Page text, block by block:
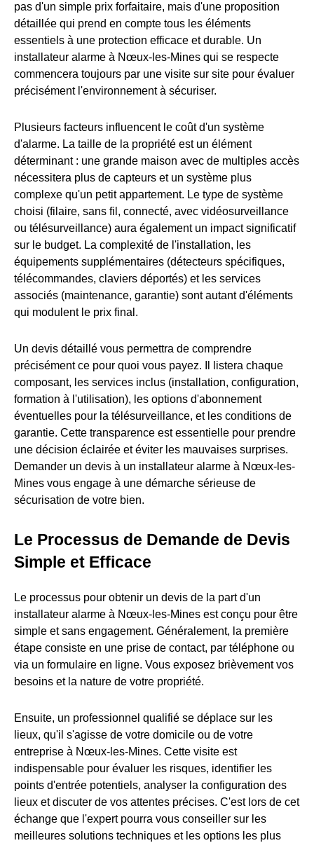
pas d'un simple prix forfaitaire, mais d'une proposition
détaillée qui prend en compte tous les éléments
essentiels à une protection efficace et durable. Un
installateur alarme à Nœux-les-Mines qui se respecte
commencera toujours par une visite sur site pour évaluer
précisément l'environnement à sécuriser.
Plusieurs facteurs influencent le coût d'un système
d'alarme. La taille de la propriété est un élément
déterminant : une grande maison avec de multiples accès
nécessitera plus de capteurs et un système plus
complexe qu'un petit appartement. Le type de système
choisi (filaire, sans fil, connecté, avec vidéosurveillance
ou télésurveillance) aura également un impact significatif
sur le budget. La complexité de l'installation, les
équipements supplémentaires (détecteurs spécifiques,
télécommandes, claviers déportés) et les services
associés (maintenance, garantie) sont autant d'éléments
qui modulent le prix final.
Un devis détaillé vous permettra de comprendre
précisément ce pour quoi vous payez. Il listera chaque
composant, les services inclus (installation, configuration,
formation à l'utilisation), les options d'abonnement
éventuelles pour la télésurveillance, et les conditions de
garantie. Cette transparence est essentielle pour prendre
une décision éclairée et éviter les mauvaises surprises.
Demander un devis à un installateur alarme à Nœux-les-
Mines vous engage à une démarche sérieuse de
sécurisation de votre bien.
Le Processus de Demande de Devis
Simple et Efficace
Le processus pour obtenir un devis de la part d'un
installateur alarme à Nœux-les-Mines est conçu pour être
simple et sans engagement. Généralement, la première
étape consiste en une prise de contact, par téléphone ou
via un formulaire en ligne. Vous exposez brièvement vos
besoins et la nature de votre propriété.
Ensuite, un professionnel qualifié se déplace sur les
lieux, qu'il s'agisse de votre domicile ou de votre
entreprise à Nœux-les-Mines. Cette visite est
indispensable pour évaluer les risques, identifier les
points d'entrée potentiels, analyser la configuration des
lieux et discuter de vos attentes précises. C'est lors de cet
échange que l'expert pourra vous conseiller sur les
meilleures solutions techniques et les options les plus